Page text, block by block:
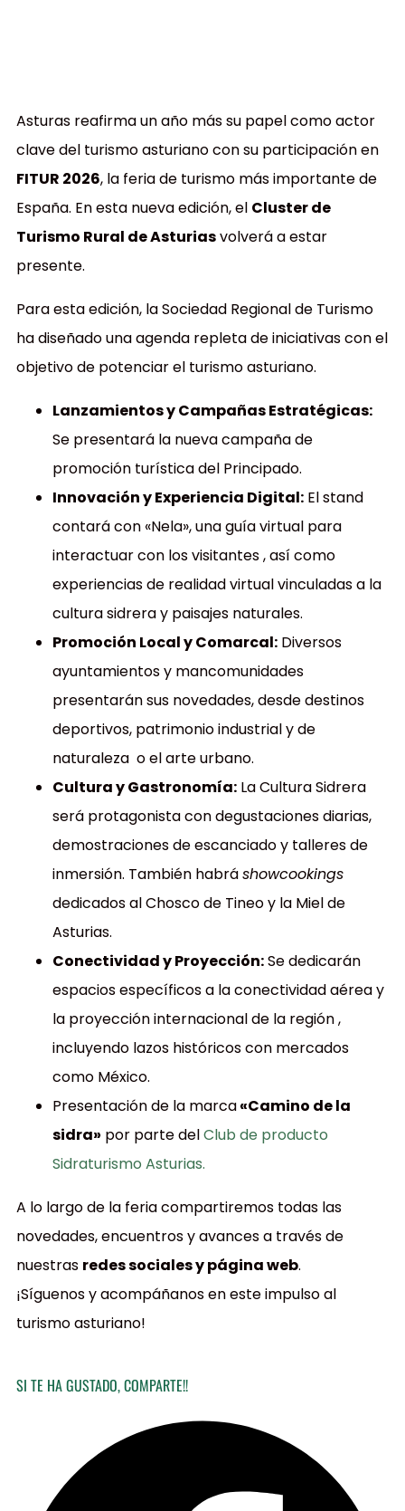
Asturas reafirma un año más su papel como actor
clave del turismo asturiano con su participación en
FITUR 2026, la feria de turismo más importante de
España. En esta nueva edición, el Cluster de
Turismo Rural de Asturiasvolverá a estar
presente.
Para esta edición, la Sociedad Regional de Turismo
ha diseñado una agenda repleta de iniciativas con el
objetivo de potenciar el turismo asturiano.
Lanzamientos y Campañas Estratégicas:
Se presentará la nueva campaña de
promoción turística del Principado.
Innovación y Experiencia Digital: El stand
contará con «Nela», una guía virtual para
interactuar con los visitantes, así como
experiencias de realidad virtualvinculadas a la
cultura sidrera y paisajes naturales.
Promoción Local y Comarcal: Diversos
ayuntamientos y mancomunidades
presentarán sus novedades, desde destinos
deportivos, patrimonio industrial y de
naturaleza o el arte urbano.
Cultura y Gastronomía: LaCultura Sidrera
será protagonista con degustaciones diarias,
demostraciones de escanciado y talleres de
inmersión. También habráshowcookings
dedicados al Chosco de Tineo y la Miel de
Asturias.
Conectividad y Proyección:Se dedicarán
espacios específicos a la conectividad aérea y
la proyección internacional de la región,
incluyendo lazos históricos con mercados
como México.
Presentación de la marca«Camino de la
sidra» por parte delClub de producto
Sidraturismo Asturias.
A lo largo de la feria compartiremos todas las
novedades, encuentros y avances a través de
nuestras redes sociales y página web.
¡Síguenos y acompáñanos en este impulso al
turismo asturiano!
SI TE HA GUSTADO, COMPARTE!!